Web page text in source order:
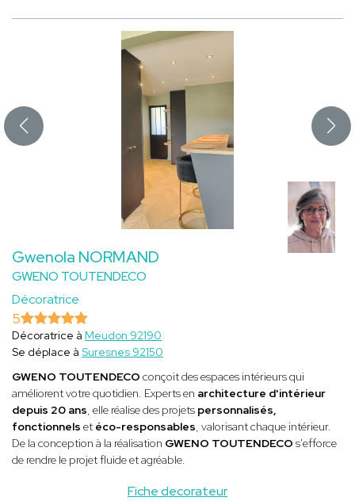
Gwenola NORMAND
GWENO TOUTENDECO
Décoratrice
Fiche decorateur
5
Décoratrice à Meudon 92190
Se déplace à Suresnes 92150
GWENO TOUTENDECO conçoit des espaces intérieurs qui
améliorent votre quotidien. Experts en architecture d'intérieur
depuis 20 ans, elle réalise des projets personnalisés,
fonctionnels et éco-responsables, valorisant chaque intérieur.
De la conception à la réalisation GWENO TOUTENDECO s'efforce
de rendre le projet fluide et agréable.